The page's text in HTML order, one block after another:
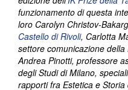
funzionamento di questa
loro Carolyn Christov-
Castello di Rivoli, Carlotta
settore comunicazione
Andrea Pinotti, professore
degli Studi di Milano,
rapporti fra Estetica e